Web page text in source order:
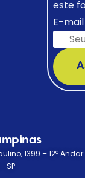
este
E-mail
1399 – 12º Andar
SP